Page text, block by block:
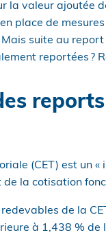
la valeur ajoutée
place de
suite au
reportées ?
(CET) est un
la cotisation
de la
à 1,438 %